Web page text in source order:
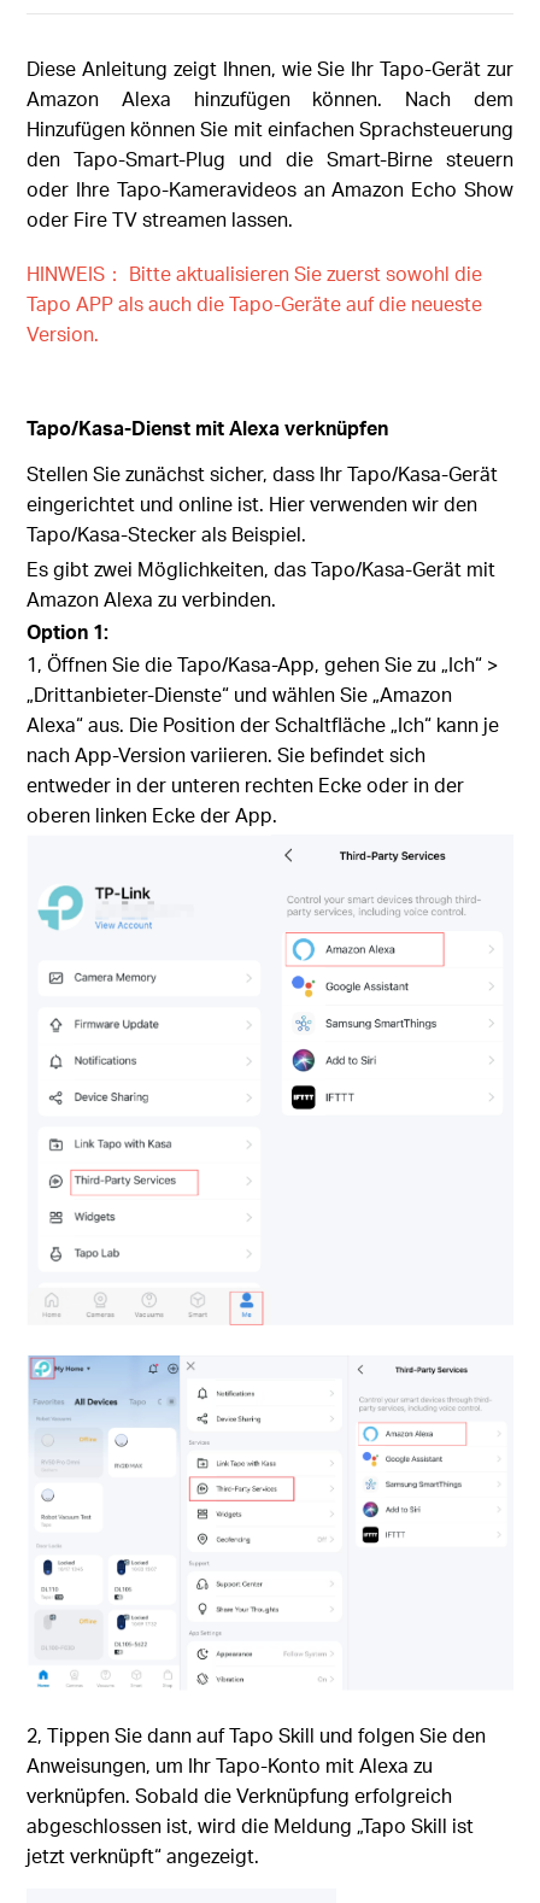
Diese Anleitung zeigt Ihnen, wie Sie Ihr Tapo-Gerät zur
Amazon Alexa hinzufügen können. Nach dem
Hinzufügen können Sie mit einfachen Sprachsteuerung
den Tapo-Smart-Plug und die Smart-Birne steuern
oder Ihre Tapo-Kameravideos an Amazon Echo Show
oder Fire TV streamen lassen.
HINWEIS： Bitte aktualisieren Sie zuerst sowohl die
Tapo APP als auch die Tapo-Geräte auf die neueste
Version.
Tapo/Kasa-Dienst mit Alexa verknüpfen
Stellen Sie zunächst sicher, dass Ihr Tapo/Kasa-Gerät
eingerichtet und online ist. Hier verwenden wir den
Tapo/Kasa-Stecker als Beispiel.
Es gibt zwei Möglichkeiten, das Tapo/Kasa-Gerät mit
Amazon Alexa zu verbinden.
Option 1:
1, Öffnen Sie die Tapo/Kasa-App, gehen Sie zu „Ich“ >
„Drittanbieter-Dienste“ und wählen Sie „Amazon
Alexa“ aus. Die Position der Schaltfläche „Ich“ kann je
nach App-Version variieren. Sie befindet sich
entweder in der unteren rechten Ecke oder in der
oberen linken Ecke der App.
2, Tippen Sie dann auf Tapo Skill und folgen Sie den
Anweisungen, um Ihr Tapo-Konto mit Alexa zu
verknüpfen. Sobald die Verknüpfung erfolgreich
abgeschlossen ist, wird die Meldung „Tapo Skill ist
jetzt verknüpft“ angezeigt.